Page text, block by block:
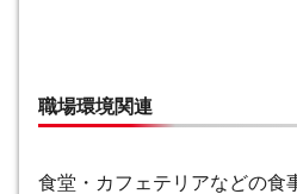
職場環境関連
食堂・カフェテリアなどの食